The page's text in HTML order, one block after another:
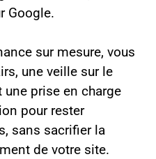
Google.
sur mesure, vous
une veille sur le
prise en charge
pour rester
sans sacrifier la
de votre site.